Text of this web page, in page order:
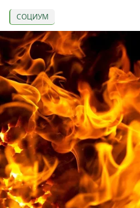
СОЦИУМ